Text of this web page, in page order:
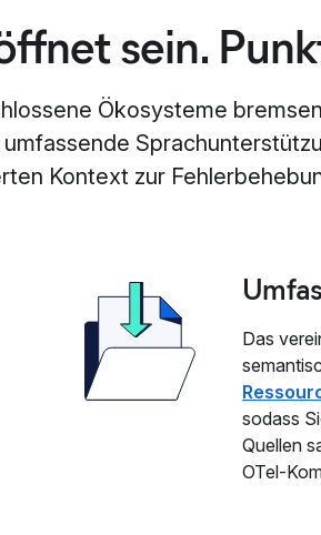
sein.
Ökosysteme
Kontext zur
Das
sodass
Quellen
OTel-